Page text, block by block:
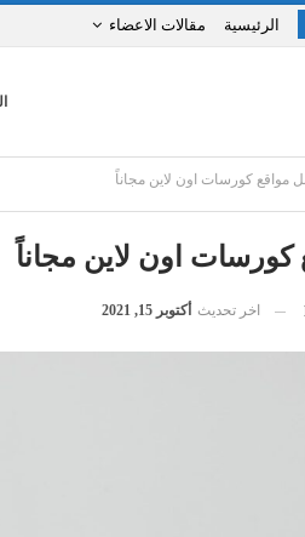
الرئيسية مقالات الاعضاء
مواقع كورسات اون لاين مجاناً
كورسات اون لاين مجاناً
اخر تحديث أكتوبر 15, 2021